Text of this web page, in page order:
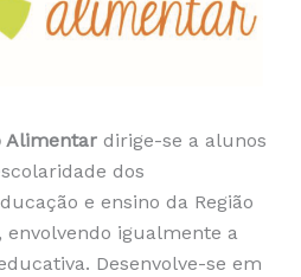
Alimentar dirige-se a alunos
dos
e ensino da Região
igualmente a
Desenvolve-se em